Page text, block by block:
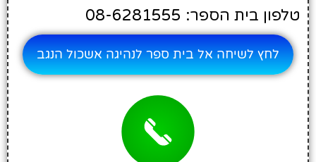
טלפון בית הספר: 08-6281555
לחץ לשיחה אל בית ספר לנהיגה אשכול הנגב